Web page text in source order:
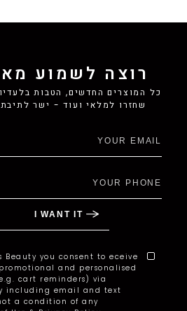
combo
רוצה לשמוע
כל המוצרים החדשים, הטבות
שחזרו למלאי ועוד - ישר
Beauty you consent to eceive
and personalised
cart reminders) via
including email and text
a condition of any